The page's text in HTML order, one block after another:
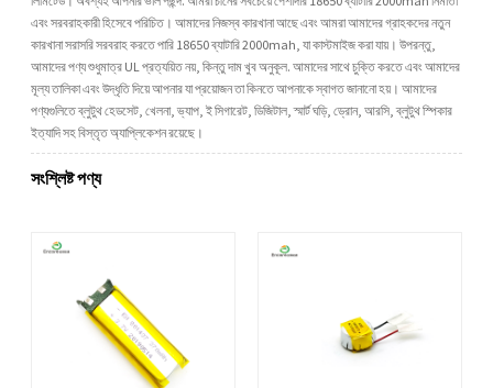
এবং সরবরাহকারী হিসেবে পরিচিত। আমাদের নিজস্ব কারখানা আছে এবং আমরা আমাদের গ্রাহকদের নতুন
কারখানা সরাসরি সরবরাহ করতে পারি 18650 ব্যাটারি 2000mah, যা কাস্টমাইজ করা যায়। উপরন্তু,
আমাদের পণ্য শুধুমাত্র UL প্রত্যয়িত নয়, কিন্তু দাম খুব অনুকূল. আমাদের সাথে চুক্তি করতে এবং আমাদের
মূল্য তালিকা এবং উদ্ধৃতি দিয়ে আপনার যা প্রয়োজন তা কিনতে আপনাকে স্বাগত জানানো হয়। আমাদের
পণ্যগুলিতে ব্লুটুথ হেডসেট, খেলনা, ভ্যাপ, ই সিগারেট, ডিজিটাল, স্মার্ট ঘড়ি, ড্রোন, আরসি, ব্লুটুথ স্পিকার
ইত্যাদি সহ বিস্তৃত অ্যাপ্লিকেশন রয়েছে।
সংশ্লিষ্ট পণ্য